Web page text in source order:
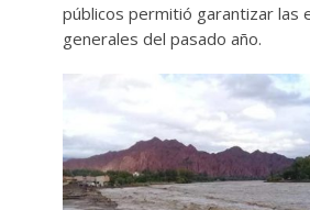
públicos permitió garantizar las
generales del pasado año.